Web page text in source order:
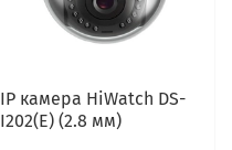
IP камера HiWatch DS-
I202(E) (2.8 мм)